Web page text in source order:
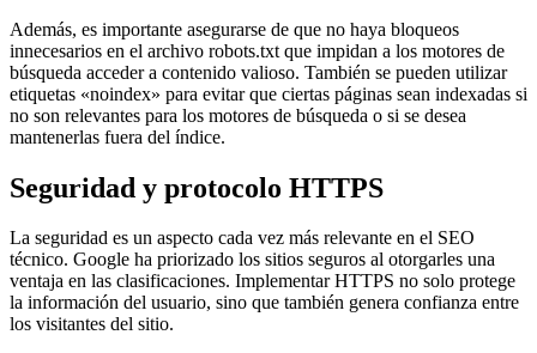
Además, es importante asegurarse de que no haya bloqueos
innecesarios en el archivo robots.txt que impidan a los motores de
búsqueda acceder a contenido valioso. También se pueden utilizar
etiquetas «noindex» para evitar que ciertas páginas sean indexadas si
no son relevantes para los motores de búsqueda o si se desea
mantenerlas fuera del índice.
Seguridad y protocolo HTTPS
La seguridad es un aspecto cada vez más relevante en el SEO
técnico. Google ha priorizado los sitios seguros al otorgarles una
ventaja en las clasificaciones. Implementar HTTPS no solo protege
la información del usuario, sino que también genera confianza entre
los visitantes del sitio.